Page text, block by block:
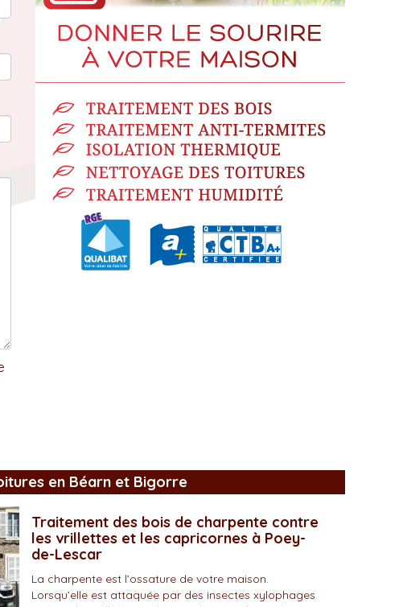
en Béarn et Bigorre
Traitement des bois de charpente contre
les vrillettes et les capricornes à Poey-
de-Lescar
La charpente est l’ossature de votre maison.
Lorsqu’elle est attaquée par des insectes xylophages